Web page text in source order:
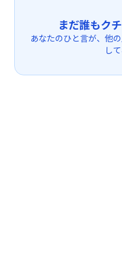
まだ誰もク
あなたのひと言が、他
し